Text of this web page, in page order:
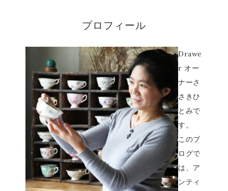
プロフィール
Drawe
r オー
ナーさ
さきひ
とみで
す。
このブ
ログで
は、ア
ンティ